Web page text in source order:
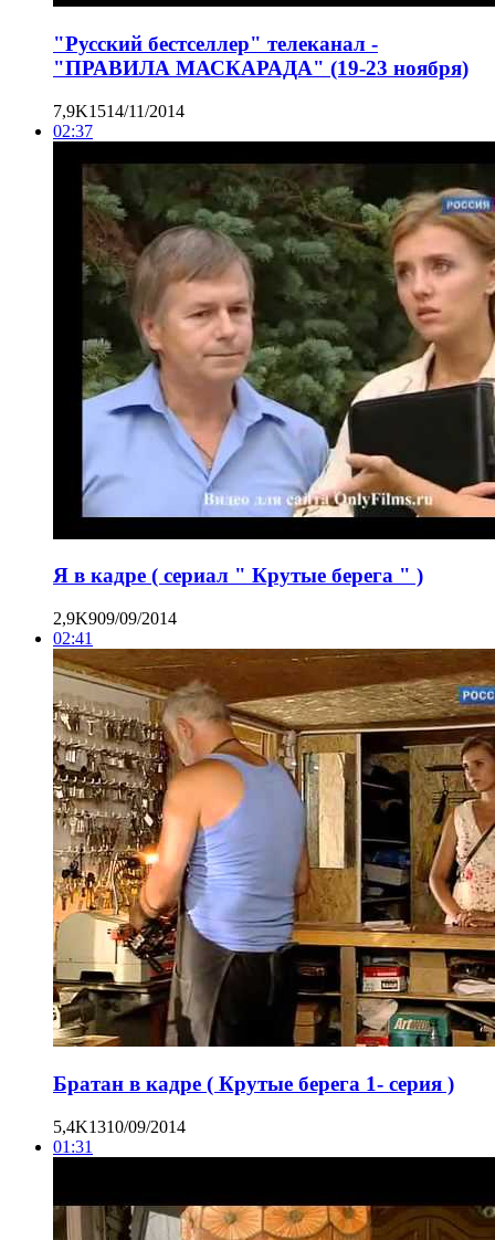
"Русский бестселлер" телеканал -
"ПРАВИЛА МАСКАРАДА" (19-23 ноября)
7,9K1514/11/2014
02:37
Я в кадре ( сериал " Крутые берега " )
2,9K909/09/2014
02:41
Братан в кадре ( Крутые берега 1- серия )
5,4K1310/09/2014
01:31